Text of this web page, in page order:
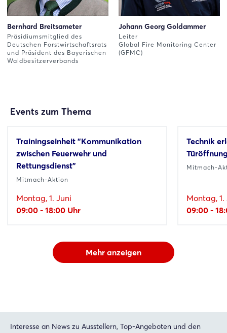
Bernhard Breitsameter
Präsidiumsmitglied des
Deutschen Forstwirtschaftsrats
und Präsident des Bayerischen
Waldbesitzerverbands
Johann Georg Goldammer
Leiter
Global Fire Monitoring Center
(GFMC)
Events zum Thema
Trainingseinheit "Kommunikation
zwischen Feuerwehr und
Rettungsdienst"
Mitmach-Aktion
Montag, 1. Juni
09:00 - 18:00 Uhr
Technik
Mitmach-
Montag, 1.
09:00 -
Mehr anzeigen
Interesse an News zu Ausstellern, Top-Angeboten und den